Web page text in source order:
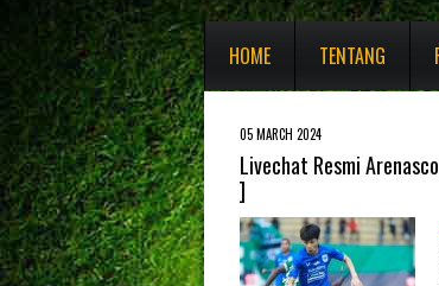
HOME TENTANG
05 MARCH 2024
Livechat Resmi
]